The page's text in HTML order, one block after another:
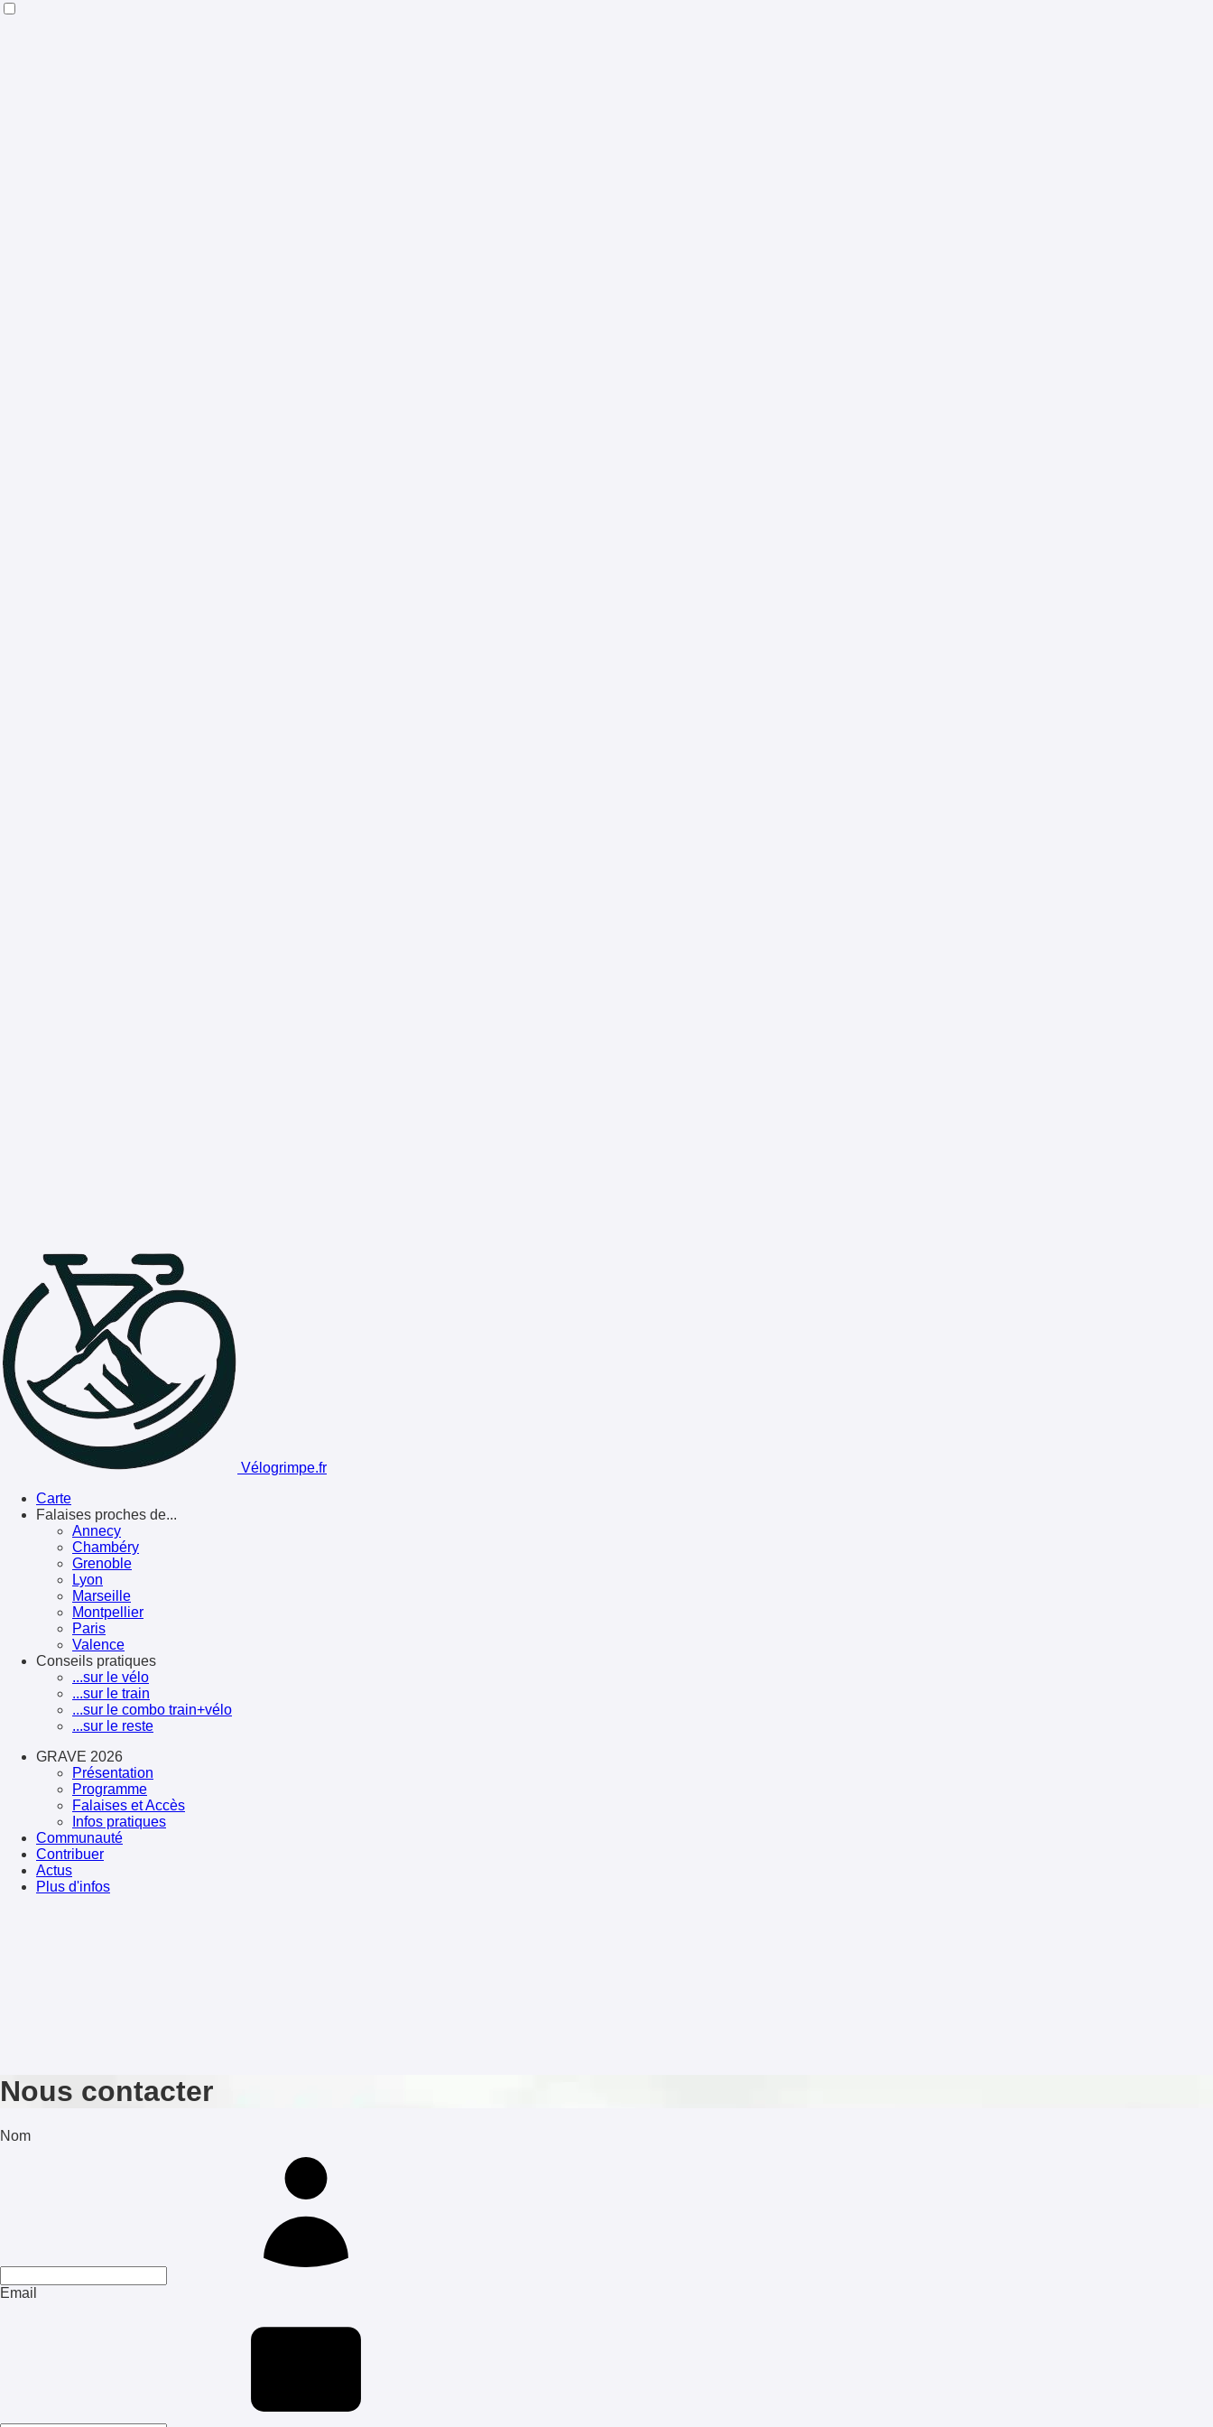
Vélogrimpe.fr
Carte
Falaises proches de...
Annecy
Chambéry
Grenoble
Lyon
Marseille
Montpellier
Paris
Valence
Conseils pratiques
...sur le vélo
...sur le train
...sur le combo train+vélo
...sur le reste
GRAVE 2026
Présentation
Programme
Falaises et Accès
Infos pratiques
Communauté
Contribuer
Actus
Plus d'infos
Nous contacter
Nom
Email